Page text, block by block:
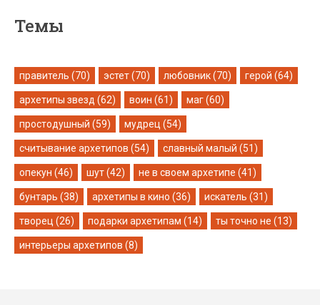
Темы
правитель (70) эстет (70) любовник (70) герой (64)
архетипы звезд (62) воин (61) маг (60)
простодушный (59) мудрец (54)
считывание архетипов (54) славный малый (51)
опекун (46) шут (42) не в своем архетипе (41)
бунтарь (38) архетипы в кино (36) искатель (31)
творец (26) подарки архетипам (14) ты точно не (13)
интерьеры архетипов (8)